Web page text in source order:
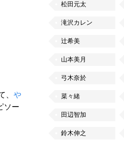
、 や
ソー
松田元太
滝沢カレン
辻希美
山本美月
弓木奈於
菜々緒
田辺智加
鈴木伸之